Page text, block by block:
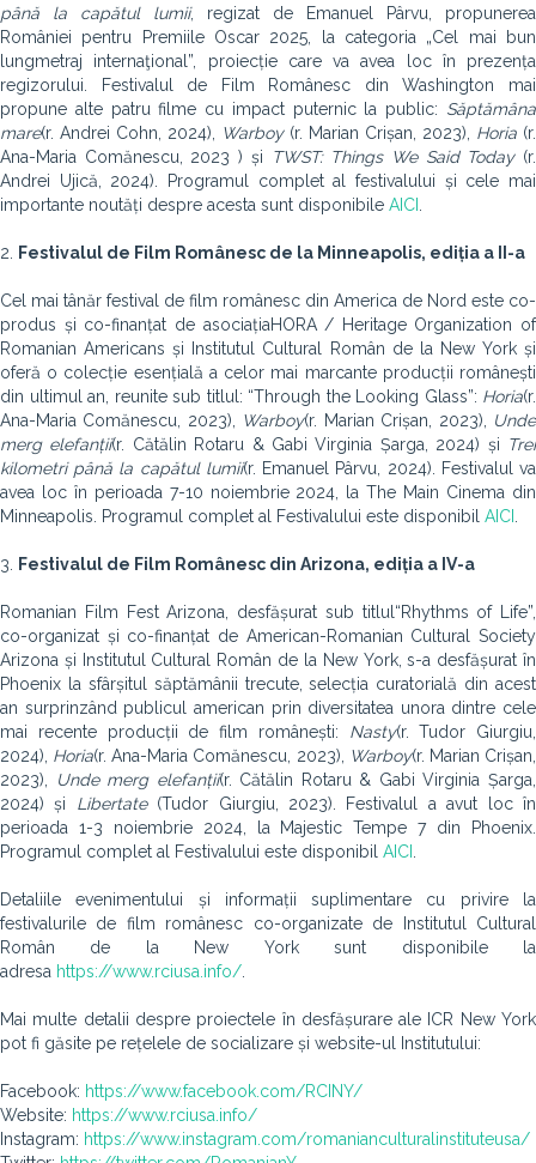
până la capătul lumii, regizat de Emanuel Pârvu, propunerea
României pentru Premiile Oscar 2025, la categoria „Cel mai bun
lungmetraj internaţional”, proiecție care va avea loc în prezența
regizorului. Festivalul de Film Românesc din Washington mai
propune alte patru filme cu impact puternic la public: Săptămâna
mare(r. Andrei Cohn, 2024), Warboy(r. Marian Crișan, 2023), Horia (r.
Ana-Maria Comănescu, 2023 ) și
TWST: Things We Said Today(r.
Andrei Ujică, 2024). Programul complet al festivalului și cele mai
importante noutăți despre acesta sunt disponibile AICI
2. Festivalul de Film Românesc de la Minneapolis, ediția a II-a
Cel mai tânăr festival de film românesc din America de Nord este co-
produs și co-finanțat de asociațiaHORA / Heritage Organization of
Romanian Americans și Institutul Cultural Român de la New York și
oferă o colecție esențială a celor mai marcante producții românești
din ultimul an, reunite sub titlul: “Through the Looking Glass”: Horia(r.
Ana-Maria Comănescu, 2023),
Warboy(r. Marian Crișan, 2023),
Unde
merg elefanții(r. Cătălin Rotaru & Gabi Virginia Șarga, 2024) și Trei
kilometri până la capătul lumii(r. Emanuel Pârvu, 2024). Festivalul va
avea loc în perioada 7-10 noiembrie 2024, la The Main Cinema din
Minneapolis. Programul complet al Festivalului este disponibil AICI
3. Festivalul de Film Românesc din Arizona, ediția a IV-a
Romanian Film Fest Arizona, desfășurat sub titlul“Rhythms of Life”,
co-organizat și co-finanțat de American-Romanian Cultural Society
Arizona și Institutul Cultural Român de la New York, s-a desfășurat în
Phoenix la sfârșitul săptămânii trecute, selecția curatorială din acest
an surprinzând publicul american prin diversitatea unora dintre cele
mai recente producții de film românești: Nasty(r. Tudor Giurgiu,
2024), Horia(r. Ana-Maria Comănescu, 2023), Warboy(r. Marian Crișan,
2023),
Unde merg elefanții(r. Cătălin Rotaru & Gabi Virginia Șarga,
2024) și Libertate (Tudor Giurgiu, 2023). Festivalul a avut loc în
perioada 1-3 noiembrie 2024, la Majestic Tempe 7 din Phoenix.
Programul complet al Festivalului este disponibil AICI
Detaliile evenimentului și informații suplimentare cu privire la
festivalurile de film românesc co-organizate de Institutul Cultural
Român de la New York sunt disponibile la
adresa https://www.rciusa.info/
Mai multe detalii despre proiectele în desfășurare ale ICR New York
pot fi găsite pe rețelele de socializare și website-ul Institutului:
Facebook: https://www.facebook.com/RCINY/
Website: https://www.rciusa.info/
Instagram: https://www.instagram.com/romanianculturalinstituteusa/